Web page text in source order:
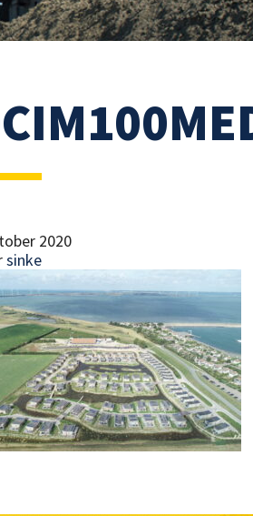
2020
sinke